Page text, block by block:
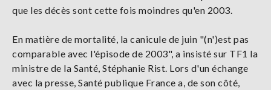
que les décès sont cette fois moindres qu'en 2003.
En matière de mortalité, la canicule de juin "(n')est pas
comparable avec l'épisode de 2003", a insisté sur TF1 la
ministre de la Santé, Stéphanie Rist. Lors d'un échange
avec la presse, Santé publique France a, de son côté,